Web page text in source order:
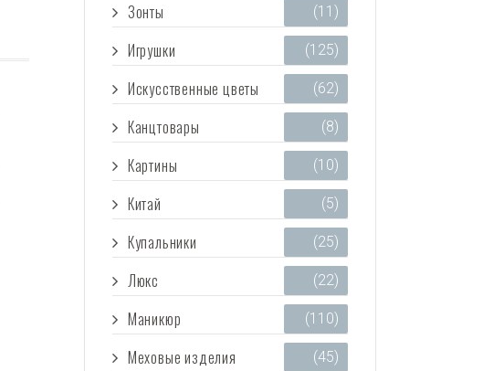
Зонты (11)
Игрушки (125)
Искусственные цветы (62)
Канцтовары (8)
Картины (10)
Китай (5)
Купальники (25)
Люкс (22)
Маникюр (110)
Меховые изделия (45)